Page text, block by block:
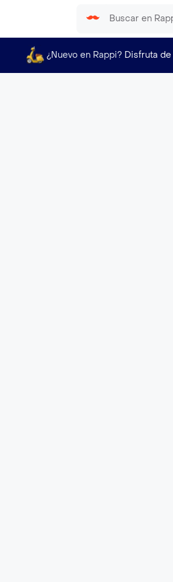
¿Nuevo en Rappi? Disfruta de